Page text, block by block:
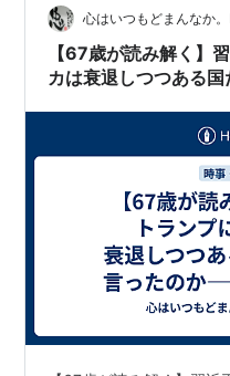
心はいつもどまんなか
【67歳が読み解く】
カは衰退しつつある